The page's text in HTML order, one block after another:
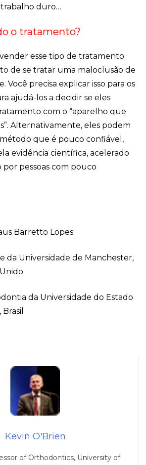
duro…
o tratamento?
esse tipo de tratamento.
de se tratar uma maloclusão de
Você precisa explicar isso para os
ajudá-los a decidir se eles
com o “aparelho que
Alternativamente, eles podem
que é pouco confiável,
evidência científica, acelerado
pessoas com pouco
Barretto Lopes
da Universidade de Manchester,
da Universidade do Estado
Kevin O'Brien
of Orthodontics, University of